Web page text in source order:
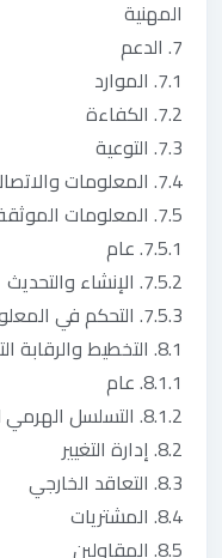
المهنية
7. الدعم
7.1. الموارد
7.2. الكفاءة
7.3. التوعية
7.4. المعلومات والاتصالات
7.5. المعلومات الموثقة
7.5.1. عام
7.5.2. الإنشاء والتحديث
7.5.3. التحكم في المعلومات الموثقة و التشغيل
8.1. التخطيط والرقابة التشغيلية
8.1.1. عام
8.1.2. التسلسل الهرمي للضوابط
8.2. إدارة التغيير
8.3. التعاقد الخارجي
8.4. المشتريات
8.5. المقاولين